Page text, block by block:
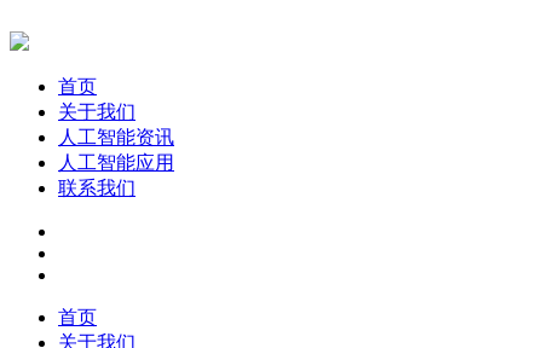
首页
关于我们
人工智能资讯
人工智能应用
联系我们
首页
关于我们